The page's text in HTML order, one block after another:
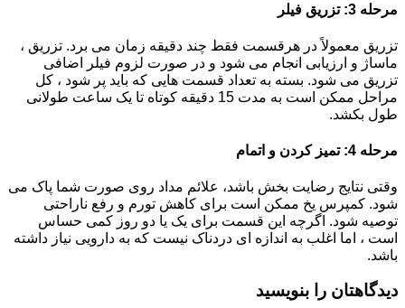
مرحله 3: تزریق فیلر
تزریق معمولاً در هرقسمت فقط چند دقیقه زمان می برد. تزریق ،
ماساژ و ارزیابی انجام می شود و در صورت لزوم فیلر اضافی
تزریق می شود. بسته به تعداد قسمت هایی که باید پر شود ، کل
مراحل ممکن است به مدت 15 دقیقه کوتاه تا یک ساعت طولانی
طول بکشد.
مرحله 4: تمیز کردن و اتمام
وقتی نتایج رضایت بخش باشد، علائم مداد روی صورت شما پاک می
شود. کمپرس یخ ممکن است برای کاهش تورم و رفع ناراحتی
توصیه شود. اگرچه این قسمت برای یک یا دو روز کمی حساس
است ، اما اغلب به اندازه ای دردناک نیست که به دارویی نیاز داشته
باشد.
دیدگاهتان را بنویسید